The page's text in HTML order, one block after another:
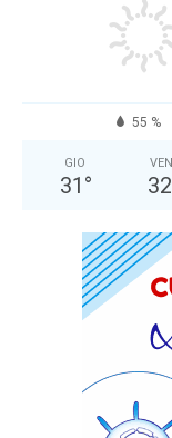
55 %
GIO
31 °
VEN
32